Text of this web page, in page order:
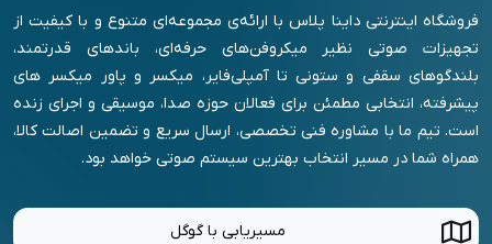
فروشگاه اینترنتی داینا پلاس با ارائه‌ی مجموعه‌ای متنوع و با کیفیت از
تجهیزات صوتی نظیر میکروفن‌های حرفه‌ای، باندهای قدرتمند،
بلندگوهای سقفی و ستونی تا آمپلی‌فایر، میکسر و پاور میکسر های
پیشرفته، انتخابی مطمئن برای فعالان حوزه صدا، موسیقی و اجرای زنده
است. تیم ما با مشاوره فنی تخصصی، ارسال سریع و تضمین اصالت کالا،
همراه شما در مسیر انتخاب بهترین سیستم صوتی خواهد بود.
مسیریابی با گوگل